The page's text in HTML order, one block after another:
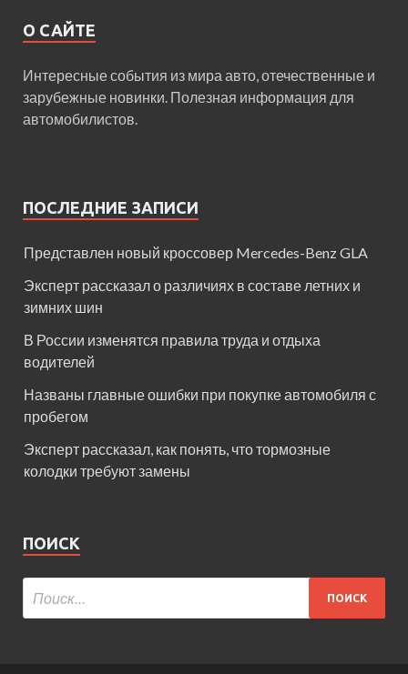
О САЙТЕ
Интересные события из мира авто, отечественные и
зарубежные новинки. Полезная информация для
автомобилистов.
ПОСЛЕДНИЕ ЗАПИСИ
Представлен новый кроссовер Mercedes-Benz GLA
Эксперт рассказал о различиях в составе летних и
зимних шин
В России изменятся правила труда и отдыха
водителей
Названы главные ошибки при покупке автомобиля с
пробегом
Эксперт рассказал, как понять, что тормозные
колодки требуют замены
ПОИСК